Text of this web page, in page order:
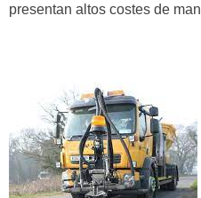
presentan altos costes de